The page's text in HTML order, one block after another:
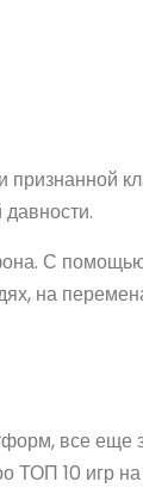
С
на
все еще
ТОП 10 игр